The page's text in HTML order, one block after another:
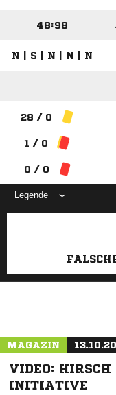
48:98
N | S | N | N | N
28 / 0
1 / 0
0 / 0
Legende
MAGAZIN
VIDEO:
INITIATIVE